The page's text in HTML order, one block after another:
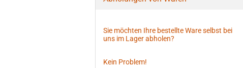
Sie möchten Ihre bestellte Ware selbst bei
uns im Lager abholen?
Kein Problem!